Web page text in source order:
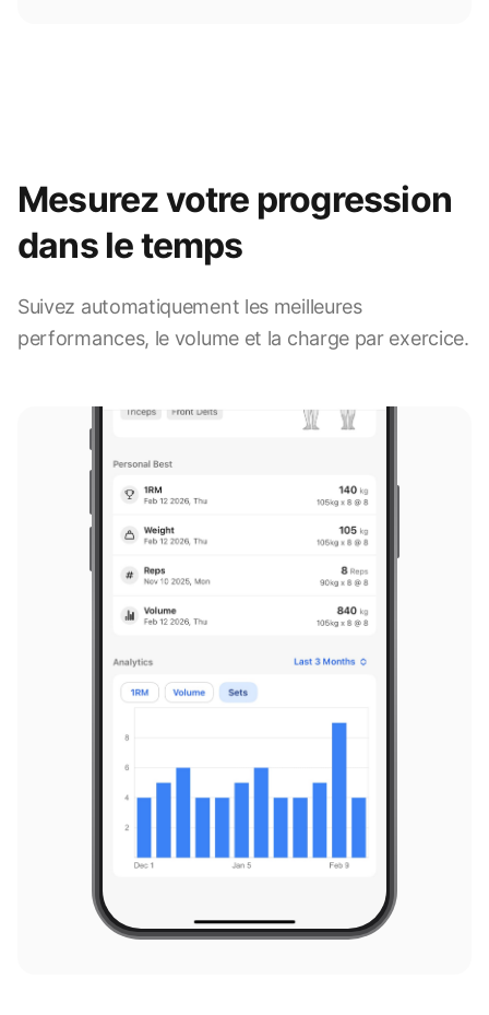
Mesurez votre progression
dans le temps
Suivez automatiquement les meilleures
performances, le volume et la charge par exercice.